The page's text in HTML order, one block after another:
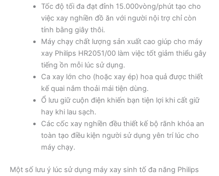
Tốc độ tối đa đạt đỉnh 15.000vòng/phút tạo cho
việc xay nghiền đồ ăn với người nội trợ chỉ còn
tính bằng giây thôi.
Máy chạy chất lượng sản xuất cao giúp cho máy
xay Philips HR2051/00 làm việc tốt giảm thiểu gây
tiếng ồn mỗi lúc sử dụng.
Ca xay lớn cho (hoặc xay ép) hoa quả được thiết
kế quai nắm thoải mái tiện dùng.
Ổ lưu giữ cuộn điện khiến bạn tiện lợi khi cất giữ
hay khi lau sạch.
Các cốc xay nghiền đều thiết kế bộ rãnh khóa an
toàn tạo điều kiện người sử dụng yên trí lúc cho
máy chạy.
Một số lưu ý lúc sử dụng máy xay sinh tố đa năng Philips